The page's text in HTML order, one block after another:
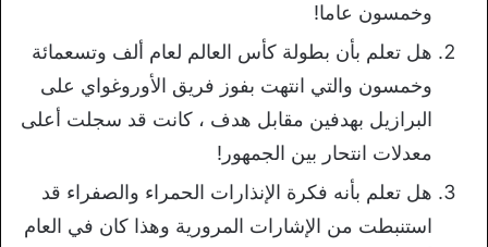
وخمسون عاما!
هل تعلم بأن بطولة كأس العالم لعام ألف وتسعمائة
وخمسون والتي انتهت بفوز فريق الأوروغواي على
البرازيل بهدفين مقابل هدف ، كانت قد سجلت أعلى
معدلات انتحار بين الجمهور!
هل تعلم بأنه فكرة الإنذارات الحمراء والصفراء قد
استنبطت من الإشارات المرورية وهذا كان في العام